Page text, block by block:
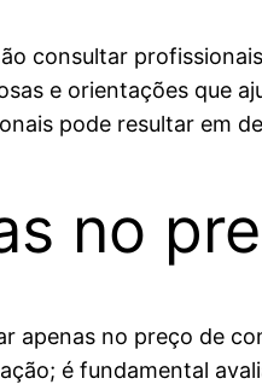
consultar
e orientações que
pode resultar em
no
apenas no preço de
é fundamental